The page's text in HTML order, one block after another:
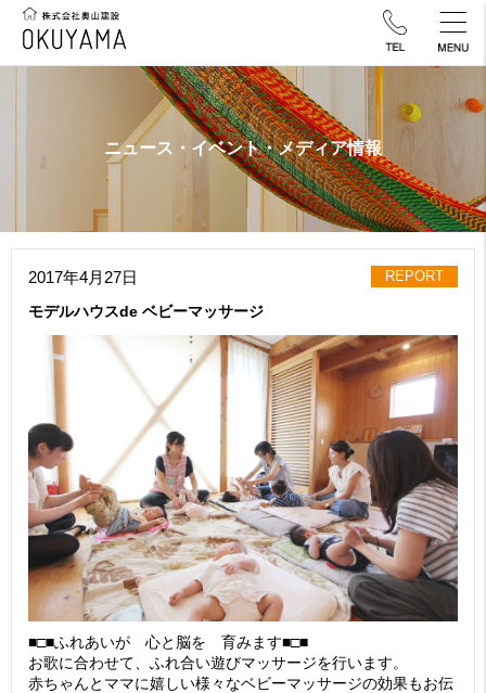
ニュース・イベント・メディア情報
2017年4月27日 REPORT
モデルハウスde ベビーマッサージ
■□■ふれあいが 心と脳を 育みます■□■
お歌に合わせて、ふれ合い遊びマッサージを行います。
赤ちゃんとママに嬉しい様々なベビーマッサージの効果もお伝